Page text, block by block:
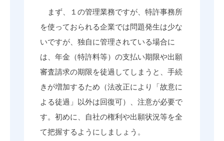
まず、１の管理業務ですが、特許事務所
を使っておられる企業では問題発生は少な
いですが、独自に管理されている場合に
は、年金（特許料等）の支払い期限や出願
審査請求の期限を徒過してしまうと、手続
きが増加するため（法改正により「故意に
よる徒過」以外は回復可）、注意が必要で
す。初めに、自社の権利や出願状況等を全
て把握するようにしましょう。